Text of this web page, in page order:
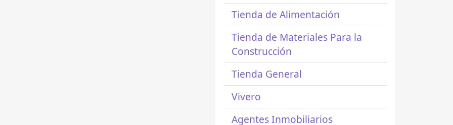
Tienda de Alimentación
Tienda de Materiales Para la
Construcción
Tienda General
Vivero
Agentes Inmobiliarios